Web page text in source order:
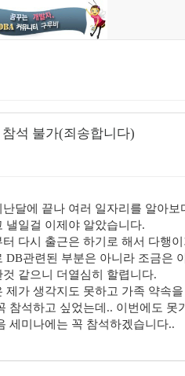
석 불가(죄송합니다)
난달에 끝나 여러 일자리를 알아보
낼일걸 이제야 알았습니다.
터 다시 출근은 하기로 해서 다행
DB관련된 부분은 아니라 조금은
같으니 더열심히 할렵니다.
제가 생각지도 못하고 가족 약속
참석하고 싶었는데.. 이번에도 못
세미나에는 꼭 참석하겠습니다..